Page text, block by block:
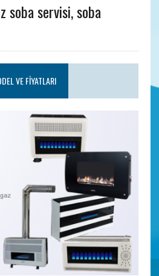
soba servisi, soba
VE FIYATLARI